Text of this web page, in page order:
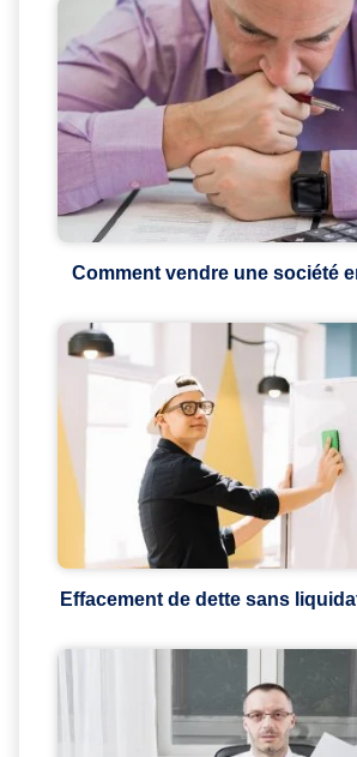
Comment vendre une société
Effacement de dette sans